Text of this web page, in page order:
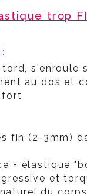
trop
:​
s'enroule
au dos et
fin (2-3mm)
= élastique
et